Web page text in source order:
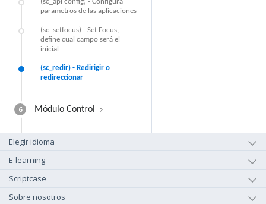
parametros de las aplicaciones
(sc_setfocus) - Set Focus,
define cual campo será el
inicial
(sc_redir) - Redirigir o
redireccionar
6 Módulo Control
Elegir idioma
E-learning
Scriptcase
Sobre nosotros